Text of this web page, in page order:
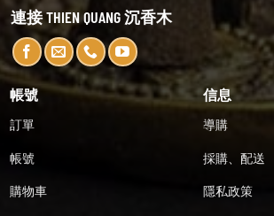
連接 THIEN QUANG 沉香木
帳號
訂單
帳號
購物車
信息
導購
採購、配送
隱私政策